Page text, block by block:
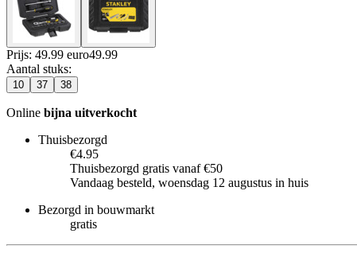
Prijs: 49.99 euro49.99
Aantal stuks:
10 37 38
Online bijna uitverkocht
Thuisbezorgd
€4.95
Thuisbezorgd gratis vanaf €50
Vandaag besteld, woensdag 12 augustus in huis
Bezorgd in bouwmarkt
gratis